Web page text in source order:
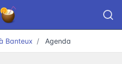
Banteux Agenda